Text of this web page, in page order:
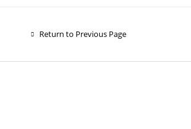
Return to Previous Page